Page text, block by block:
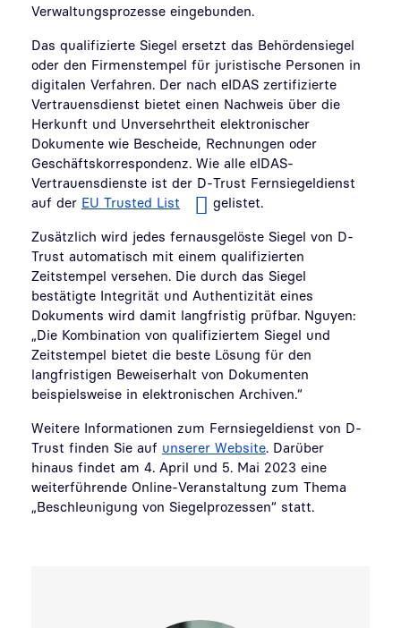
Verwaltungsprozesse eingebunden.
Das qualifizierte Siegel ersetzt das Behördensiegel
oder den Firmenstempel für juristische Personen in
digitalen Verfahren. Der nach eIDAS zertifizierte
Vertrauensdienst bietet einen Nachweis über die
Herkunft und Unversehrtheit elektronischer
Dokumente wie Bescheide, Rechnungen oder
Geschäftskorrespondenz. Wie alle eIDAS-
Vertrauensdienste ist der D-Trust Fernsiegeldienst
auf der EU Trusted List gelistet.
Zusätzlich wird jedes fernausgelöste Siegel von D-
Trust automatisch mit einem qualifizierten
Zeitstempel versehen. Die durch das Siegel
bestätigte Integrität und Authentizität eines
Dokuments wird damit langfristig prüfbar. Nguyen:
„Die Kombination von qualifiziertem Siegel und
Zeitstempel bietet die beste Lösung für den
langfristigen Beweiserhalt von Dokumenten
beispielsweise in elektronischen Archiven.“
Weitere Informationen zum Fernsiegeldienst von D-
Trust finden Sie auf unserer Website. Darüber
hinaus findet am 4. April und 5. Mai 2023 eine
weiterführende Online-Veranstaltung zum Thema
„Beschleunigung von Siegelprozessen“ statt.